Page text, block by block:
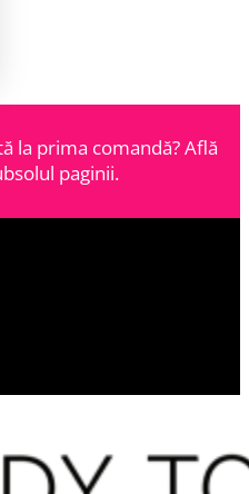
la prima comandă? Află
paginii.